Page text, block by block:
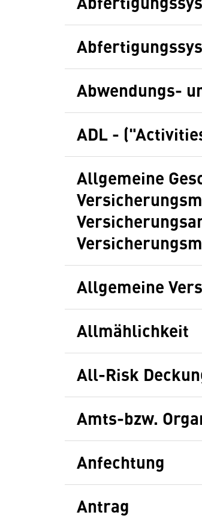
Abwendungs-
ADL -
Allgemeine
Allgemeine
Allmählichkeit
All-Risk
Amts-bzw.
Anfechtung
Antrag